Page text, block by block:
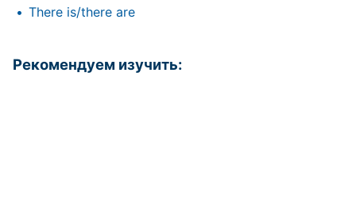
There is/there are
Рекомендуем изучить: